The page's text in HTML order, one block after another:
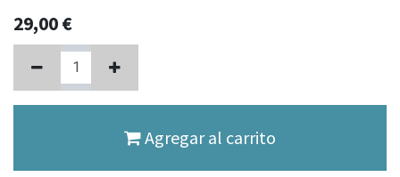
29,00€
Agregar al carrito